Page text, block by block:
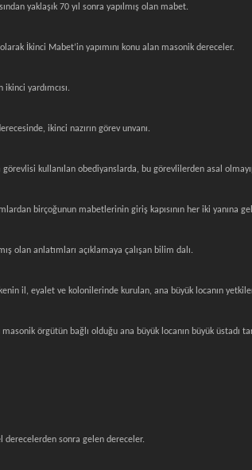
yaklaşık 70 yıl sonra yapılmış olan mabet.
İkinci Mabet’in yapımını konu alan masonik dereceler.
yardımcısı.
ikinci nazırın görev unvanı.
kullanılan obediyanslarda, bu görevlilerden asal
birçoğunun mabetlerinin giriş kapısının her iki yanına
olan anlatımları açıklamaya çalışan bilim dalı.
il, eyalet ve kolonilerinde kurulan, ana büyük locanın
örgütün bağlı olduğu ana büyük locanın büyük üstadı
derecelerden sonra gelen dereceler.